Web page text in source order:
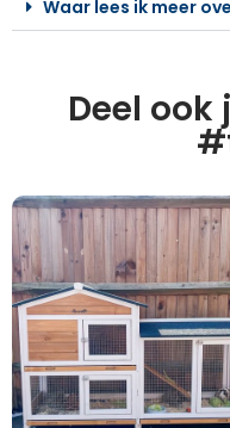
Waar lees ik meer
Deel